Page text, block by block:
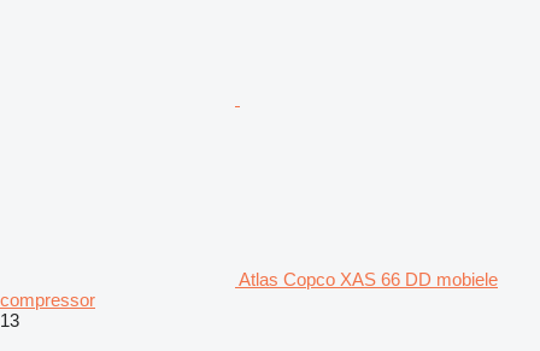
Atlas Copco XAS 66 DD mobiele
compressor
13